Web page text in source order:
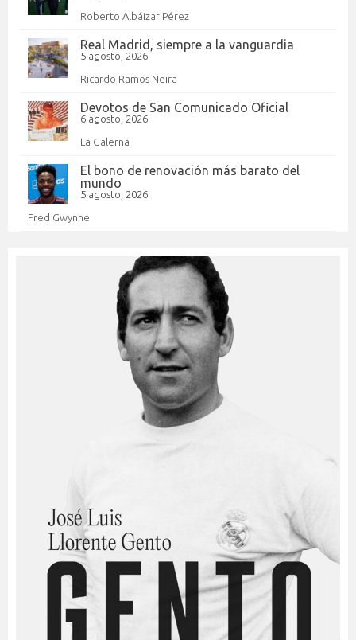
Roberto Albáizar Pérez
Real Madrid, siempre a la vanguardia
5 agosto, 2026
Ricardo Ramos Neira
Devotos de San Comunicado Oficial
6 agosto, 2026
La Galerna
El bono de renovación más barato del
mundo
5 agosto, 2026
Fred Gwynne